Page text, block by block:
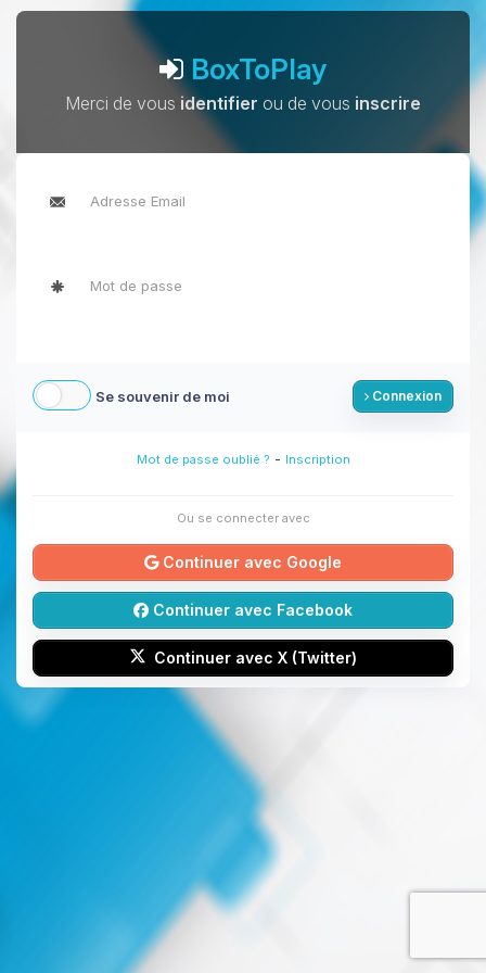
BoxToPlay
Merci de vous identifier ou de vous inscrire
Se souvenir de moi Connexion
Mot de passe oublié ? - Inscription
Ou se connecter avec
Continuer avec Google
Continuer avec Facebook
Continuer avec X (Twitter)